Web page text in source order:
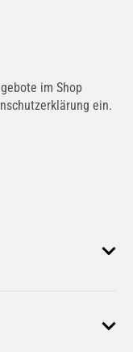
im Shop
ein.